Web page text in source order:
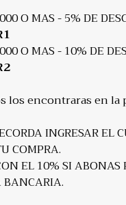
O MAS - 5% DE
O MAS - 10% DE
los encontraras en la
INGRESAR EL
COMPRA.
EL 10% SI ABONAS